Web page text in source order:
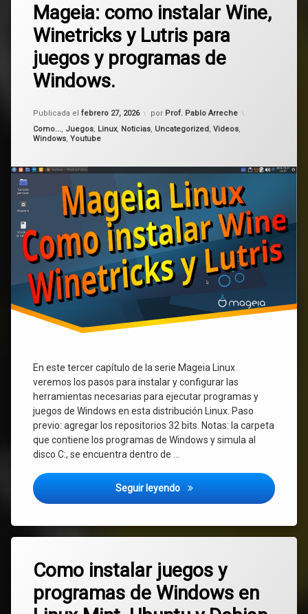
Mageia: como instalar Wine,
Winetricks y Lutris para
juegos y programas de
Windows.
Publicada el febrero 27, 2026
Actualizado el marzo 1, 2026
por Prof. Pablo Arreche
Categorías:
Como..., Juegos, Linux, Noticias, Uncategorized, Videos,
Windows, Youtube
En este tercer capítulo de la serie Mageia Linux
veremos los pasos para instalar y configurar las
herramientas necesarias para ejecutar programas y
juegos de Windows en esta distribución Linux. Paso
previo: agregar los repositorios 32 bits. Notas: la carpeta
que contiene los programas de Windows y simula al
disco C:, se encuentra dentro de …
Seguir leyendo Mageia: como instalar
Linux
lutris
Mageia
un
comentario
en
Mageia:
como
instalar
Wine,
Lutris
para
juegos
programas
Windows.
Como instalar juegos y
programas de Windows en
Debian
juegos
un
comentario
en
Como